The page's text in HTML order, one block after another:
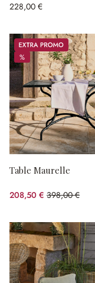
228,00 €
Promos
%
%
Table Maurelle
208,50 € 398,00 €
(47.61%spared)